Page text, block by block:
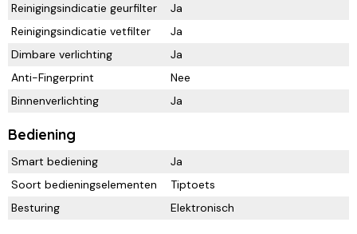
Reinigingsindicatie geurfilter
Ja
Reinigingsindicatie vetfilter
Ja
Dimbare verlichting
Ja
Anti-Fingerprint
Nee
Binnenverlichting
Ja
Bediening
Smart bediening
Ja
Soort bedieningselementen
Tiptoets
Besturing
Elektronisch